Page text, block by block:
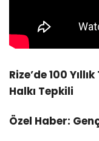
Rize’de 100
Halkı Tepkili
Özel Haber: